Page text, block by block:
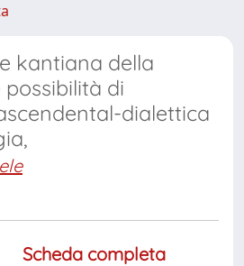
kantiana della
di
dialettica
Scheda completa